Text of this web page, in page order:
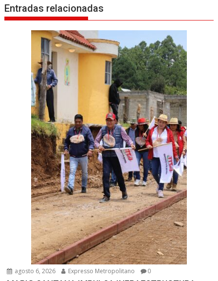
c
Entradas relacionadas
agosto 6, 2026 Expresso Metropolitano 0